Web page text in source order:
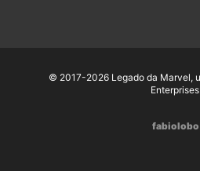
© 2017-2026 Legado da Marvel,
Enterprises.
fabiolobo